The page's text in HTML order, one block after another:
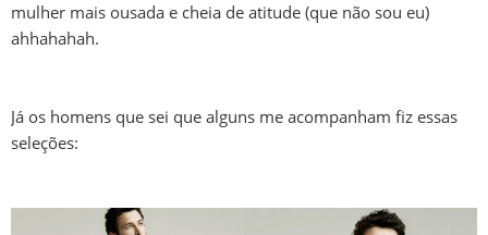
mulher mais ousada e cheia de atitude (que não sou eu)
ahhahahah.
Já os homens que sei que alguns me acompanham fiz essas
seleções: